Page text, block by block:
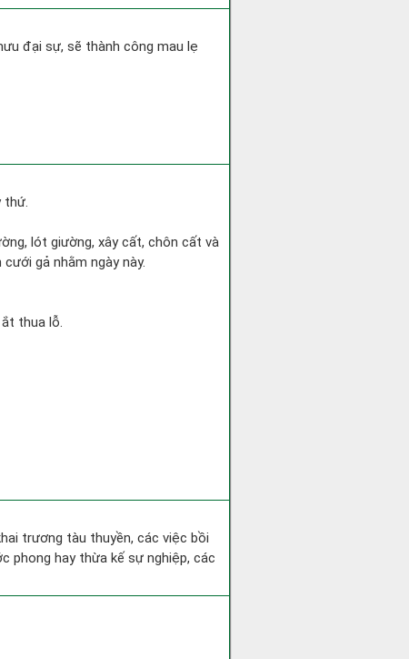
đại sự, sẽ thành công mau lẹ
thứ.
lót giường, xây cất, chôn cất và
gả nhằm ngày này.
thua lỗ.
trương tàu thuyền, các việc bồi
phong hay thừa kế sự nghiệp, các